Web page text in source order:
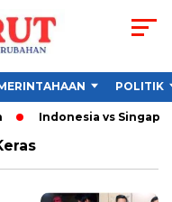
POLITIK
Indonesia vs